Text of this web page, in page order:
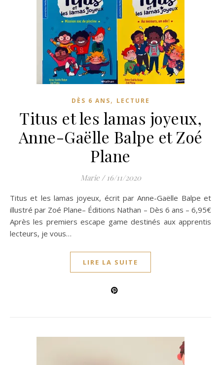
DÈS 6 ANS, LECTURE
Titus et les lamas joyeux,
Anne-Gaëlle Balpe et Zoé
Plane
Marie / 16/11/2020
Titus et les lamas joyeux, écrit par Anne-Gaëlle Balpe et
illustré par Zoé Plane– Éditions Nathan – Dès 6 ans – 6,95€
Après les premiers escape game destinés aux apprentis
lecteurs, je vous…
LIRE LA SUITE